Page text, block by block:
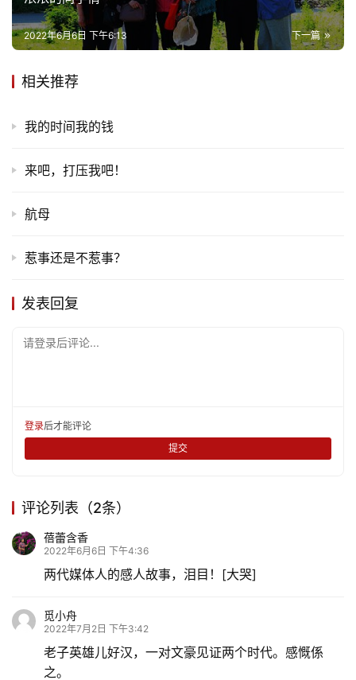
下一篇
2022年6月6日 下午6:13
相关推荐
我的时间我的钱
来吧，打压我吧！
航母
惹事还是不惹事？
发表回复
请登录后评论...
登录后才能评论
提交
评论列表（2条）
蓓蕾含香
2022年6月6日 下午4:36
两代媒体人的感人故事，泪目！[大哭]
觅小舟
2022年7月2日 下午3:42
老子英雄儿好汉，一对文豪见证两个时代。感慨係
之。